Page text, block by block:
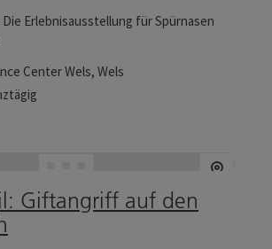
Die Erlebnisausstellung für Spürnasen
Center Wels, Wels
Giftangriff auf den